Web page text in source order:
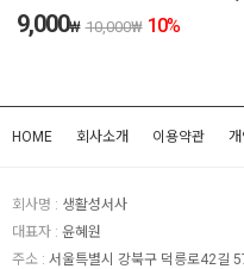
9,000₩ 10,000₩ 10%
HOME 회사소개 이용약관 개
회사명 : 생활성서사
대표자 : 윤혜원
주소 : 서울특별시 강북구 덕릉로42길